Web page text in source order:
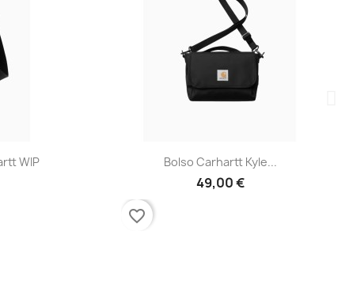
Vista rápida
Bolso Carhartt Kyle...
49,00 €